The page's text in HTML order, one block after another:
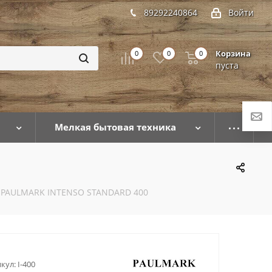
Войти
89292240864
0 0 Корзина
пуста
0
Мелкая бытовая техника
INTENSO STANDARD 400
I-400